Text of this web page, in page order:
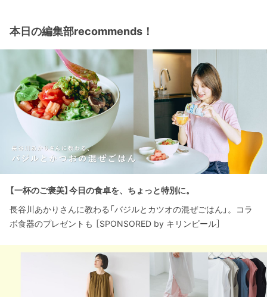
本日の編集部recommends！
【一杯のご褒美】今日の食卓を、ちょっと特別に。
長谷川あかりさんに教わる「バジルとカツオの混ぜごはん」。コラ
ボ食器のプレゼントも ［SPONSORED by キリンビール］